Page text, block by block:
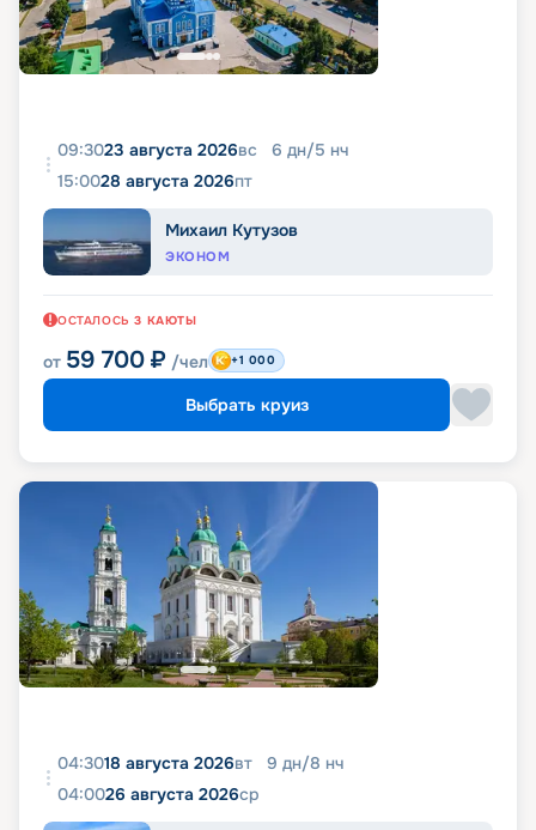
09:3023 августа 2026вс 6 дн/5 нч
15:0028 августа 2026пт
Михаил Кутузов
ЭКОНОМ
ОСТАЛОСЬ 3 КАЮТЫ
от 59 700 ₽ /чел +1 000
Выбрать круиз
04:3018 августа 2026вт 9 дн/8 нч
04:0026 августа 2026ср